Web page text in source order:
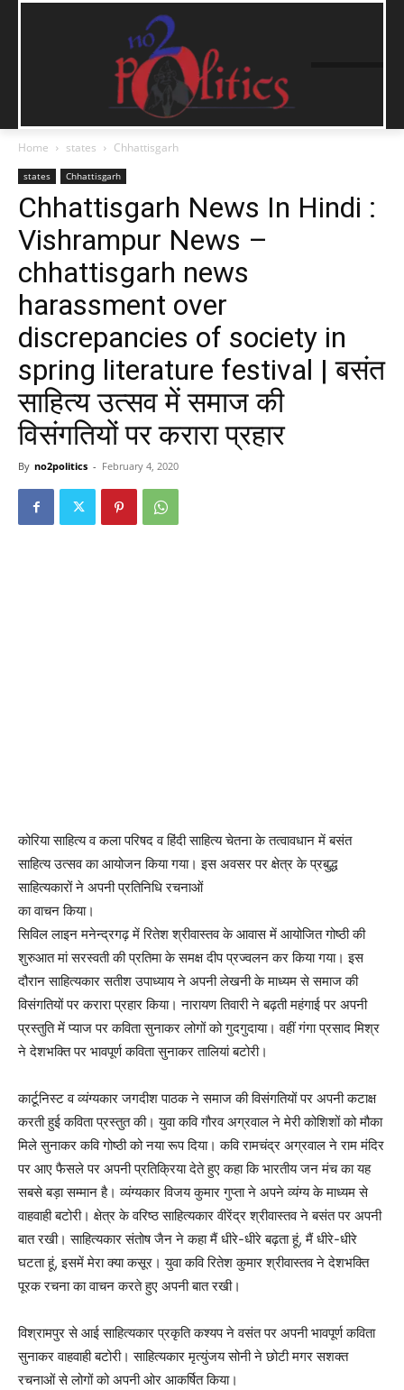
Home states Chhattisgarh
states Chhattisgarh
Chhattisgarh News In Hindi :
Vishrampur News –
chhattisgarh news
harassment over
discrepancies of society in
spring literature festival | बसंत
साहित्य उत्सव में समाज की
विसंगतियों पर करारा प्रहार
By no2politics - February 4, 2020
कोरिया साहित्य व कला परिषद व हिंदी साहित्य चेतना के तत्वावधान में बसंत
साहित्य उत्सव का आयोजन किया गया। इस अवसर पर क्षेत्र के प्रबुद्ध
साहित्यकारों ने अपनी प्रतिनिधि रचनाओं
का वाचन किया।
सिविल लाइन मनेन्द्रगढ़ में रितेश श्रीवास्तव के आवास में आयोजित गोष्ठी की
शुरुआत मां सरस्वती की प्रतिमा के समक्ष दीप प्रज्वलन कर किया गया। इस
दौरान साहित्यकार सतीश उपाध्याय ने अपनी लेखनी के माध्यम से समाज की
विसंगतियों पर करारा प्रहार किया। नारायण तिवारी ने बढ़ती महंगाई पर अपनी
प्रस्तुति में प्याज पर कविता सुनाकर लोगों को गुदगुदाया। वहीं गंगा प्रसाद मिश्र
ने देशभक्ति पर भावपूर्ण कविता सुनाकर तालियां बटोरी।
कार्टूनिस्ट व व्यंग्यकार जगदीश पाठक ने समाज की विसंगतियों पर अपनी कटाक्ष
करती हुई कविता प्रस्तुत की। युवा कवि गौरव अग्रवाल ने मेरी कोशिशों को मौका
मिले सुनाकर कवि गोष्ठी को नया रूप दिया। कवि रामचंद्र अग्रवाल ने राम मंदिर
पर आए फैसले पर अपनी प्रतिक्रिया देते हुए कहा कि भारतीय जन मंच का यह
सबसे बड़ा सम्मान है। व्यंग्यकार विजय कुमार गुप्ता ने अपने व्यंग्य के माध्यम से
वाहवाही बटोरी। क्षेत्र के वरिष्ठ साहित्यकार वीरेंद्र श्रीवास्तव ने बसंत पर अपनी
बात रखी। साहित्यकार संतोष जैन ने कहा मैं धीरे-धीरे बढ़ता हूं, मैं धीरे-धीरे
घटता हूं, इसमें मेरा क्या कसूर। युवा कवि रितेश कुमार श्रीवास्तव ने देशभक्ति
पूरक रचना का वाचन करते हुए अपनी बात रखी।
विश्रामपुर से आई साहित्यकार प्रकृति कश्यप ने वसंत पर अपनी भावपूर्ण कविता
सुनाकर वाहवाही बटोरी। साहित्यकार मृत्युंजय सोनी ने छोटी मगर सशक्त
रचनाओं से लोगों को अपनी ओर आकर्षित किया।